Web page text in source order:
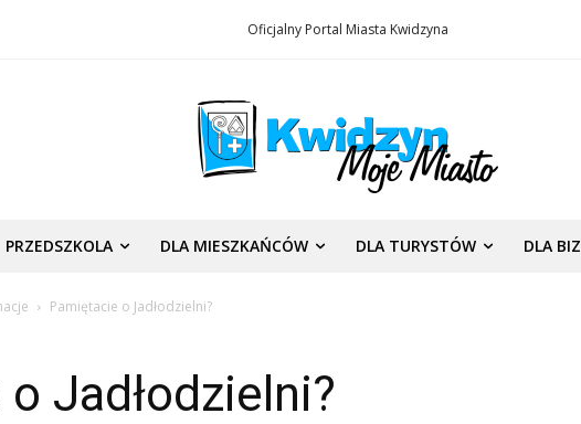
Oficjalny Portal Miasta Kwidzyna
PRZEDSZKOLA DLA MIESZKAŃCÓW DLA TURYSTÓW DLA
Pamiętacie o Jadłodzielni?
Jadłodzielni?